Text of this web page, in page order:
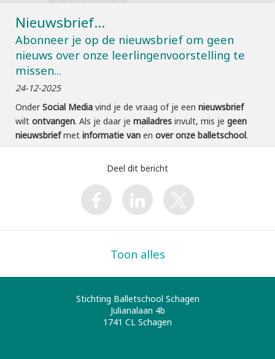
Nieuwsbrief...
Abonneer je op de nieuwsbrief om geen
nieuws over onze leerlingenvoorstelling te
missen...
24-12-2025
OnderSocial Media vind je de vraag of je een nieuwsbrief
wilt ontvangen. Als je daar je mailadres invult, mis je geen
nieuwsbriefmet informatie van en over onze balletschool.
Deel dit bericht
Toon alles
Stichting Balletschool Schagen
Julianalaan 4b
1741 CL Schagen